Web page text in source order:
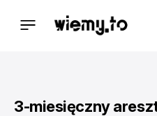
3-miesięczny